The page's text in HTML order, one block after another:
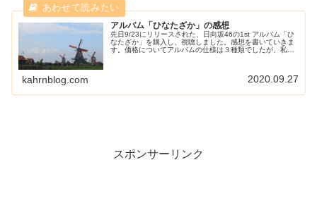
アルバム「ひなたざか」の感想
先日9/23にリリースされた、日向坂46の1st アルバム「ひ
なたざか」を購入し、視聴しました。感想を書いていきま
す。価格についてアルバムの仕様は３種類でしたが、私は
kahrnblog.com 2020.09.27
スポンサーリンク